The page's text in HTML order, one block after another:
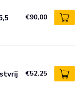
€90,00
€52,25